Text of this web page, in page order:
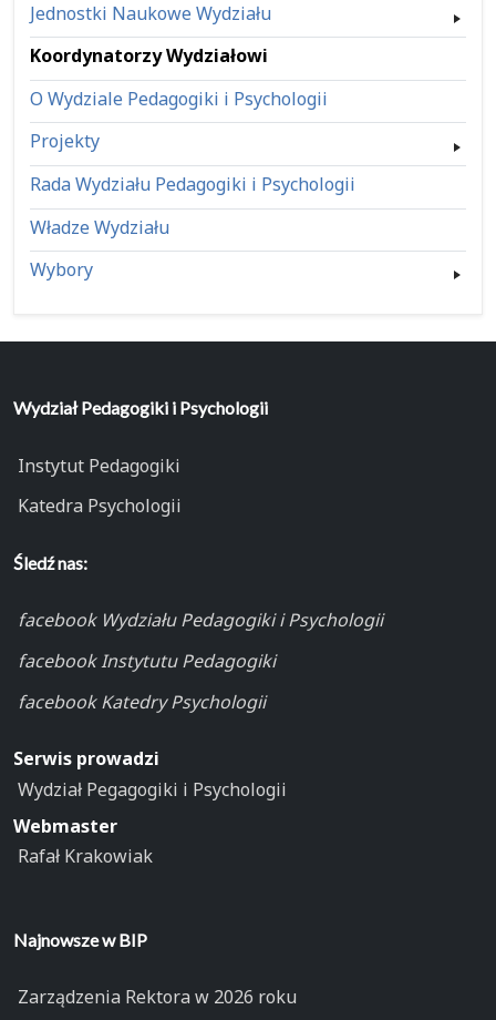
Jednostki Naukowe Wydziału
Koordynatorzy Wydziałowi
O Wydziale Pedagogiki i Psychologii
Projekty
Rada Wydziału Pedagogiki i Psychologii
Władze Wydziału
Wybory
Wydział Pedagogiki i Psychologii
Instytut Pedagogiki
Katedra Psychologii
Śledź nas:
facebook Wydziału Pedagogiki i Psychologii
facebook Instytutu Pedagogiki
facebook Katedry Psychologii
Serwis prowadzi
Wydział Pegagogiki i Psychologii
Webmaster
Rafał Krakowiak
Najnowsze w BIP
Zarządzenia Rektora w 2026 roku